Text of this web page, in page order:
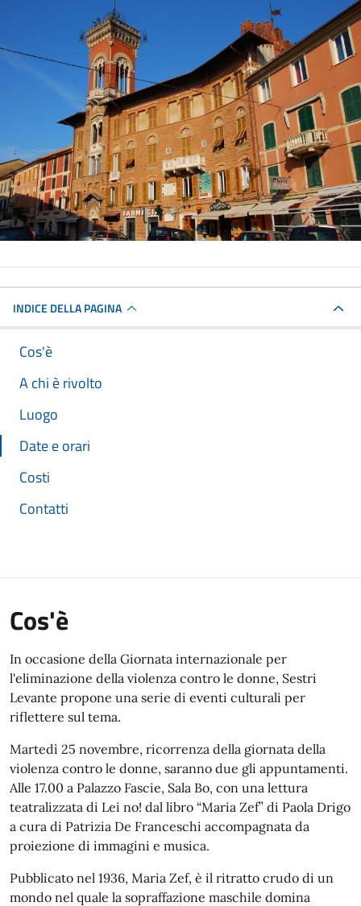
INDICE DELLA PAGINA
Cos'è
A chi è rivolto
Luogo
Date e orari
Costi
Contatti
Cos'è
In occasione della Giornata internazionale per
l'eliminazione della violenza contro le donne, Sestri
Levante propone una serie di eventi culturali per
riflettere sul tema.
Martedì 25 novembre, ricorrenza della giornata della
violenza contro le donne, saranno due gli appuntamenti.
Alle 17.00 a Palazzo Fascie, Sala Bo, con una lettura
teatralizzata di Lei no! dal libro “Maria Zef” di Paola Drigo
a cura di Patrizia De Franceschi accompagnata da
proiezione di immagini e musica.
Pubblicato nel 1936, Maria Zef, è il ritratto crudo di un
mondo nel quale la sopraffazione maschile domina